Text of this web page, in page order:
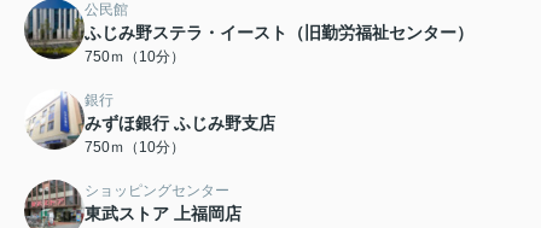
公民館
ふじみ野ステラ・イースト（旧勤労福祉センター）
750ｍ（10分）
銀行
みずほ銀行 ふじみ野支店
750ｍ（10分）
ショッピングセンター
東武ストア 上福岡店